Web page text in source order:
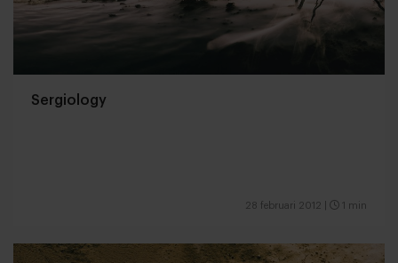
Sergiology
28 februari 2012 1 min